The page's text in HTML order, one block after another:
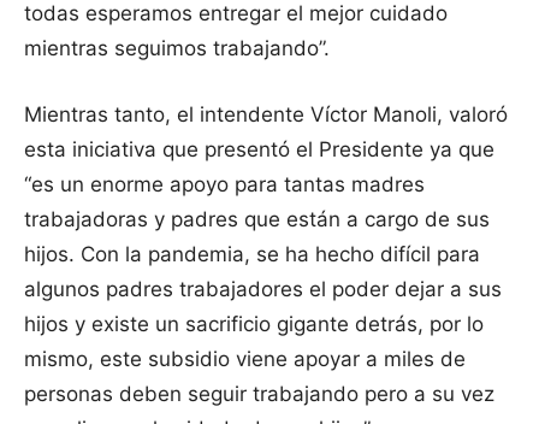
todas esperamos entregar el mejor cuidado
mientras seguimos trabajando”.
Mientras tanto, el intendente Víctor Manoli, valoró
esta iniciativa que presentó el Presidente ya que
“es un enorme apoyo para tantas madres
trabajadoras y padres que están a cargo de sus
hijos. Con la pandemia, se ha hecho difícil para
algunos padres trabajadores el poder dejar a sus
hijos y existe un sacrificio gigante detrás, por lo
mismo, este subsidio viene apoyar a miles de
personas deben seguir trabajando pero a su vez